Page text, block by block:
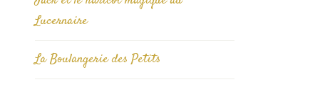
Lucernaire
La Boulangerie des Petits